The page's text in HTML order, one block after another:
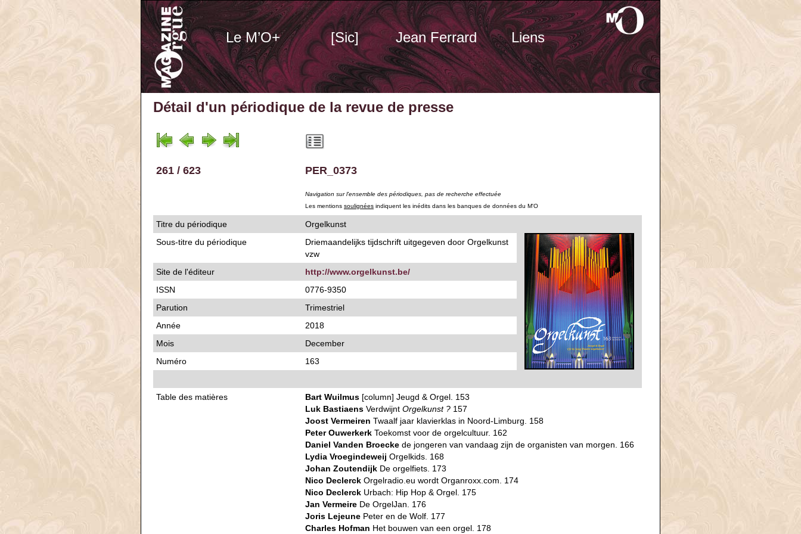
Le M’O+ [Sic] Jean Ferrard Liens
Détail d'un périodique de la revue de presse
261 / 623 PER_0373
Navigation sur l'ensemble des périodiques, pas de recherche effectuée
Les mentions soulignées indiquent les inédits dans les banques de données du M'O
Titre du périodique
Orgelkunst
Sous-titre du périodique
Driemaandelijks tijdschrift uitgegeven door Orgelkunst
vzw
Site de l'éditeur
http://www.orgelkunst.be/
ISSN
0776-9350
Parution
Trimestriel
Année
2018
Mois
December
Numéro
163
Table des matières Bart Wuilmus [column] Jeugd & Orgel. 153
Luk Bastiaens Verdwijnt Orgelkunst ? 157
Joost Vermeiren Twaalf jaar klavierklas in Noord-Limburg. 158
Peter Ouwerkerk Toekomst voor de orgelcultuur. 162
Daniel Vanden Broecke de jongeren van vandaag zijn de organisten van morgen. 166
Lydia Vroegindeweij Orgelkids. 168
Johan Zoutendijk De orgelfiets. 173
Nico Declerck Orgelradio.eu wordt Organroxx.com. 174
Nico Declerck Urbach: Hip Hop & Orgel. 175
Jan Vermeire De OrgelJan. 176
Joris Lejeune Peter en de Wolf. 177
Charles Hofman Het bouwen van een orgel. 178